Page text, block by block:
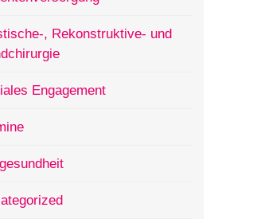
, Rekonstruktive- und
Engagement